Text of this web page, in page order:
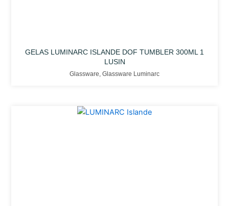
GELAS LUMINARC ISLANDE DOF TUMBLER 300ML 1
LUSIN
Glassware Glassware Luminarc